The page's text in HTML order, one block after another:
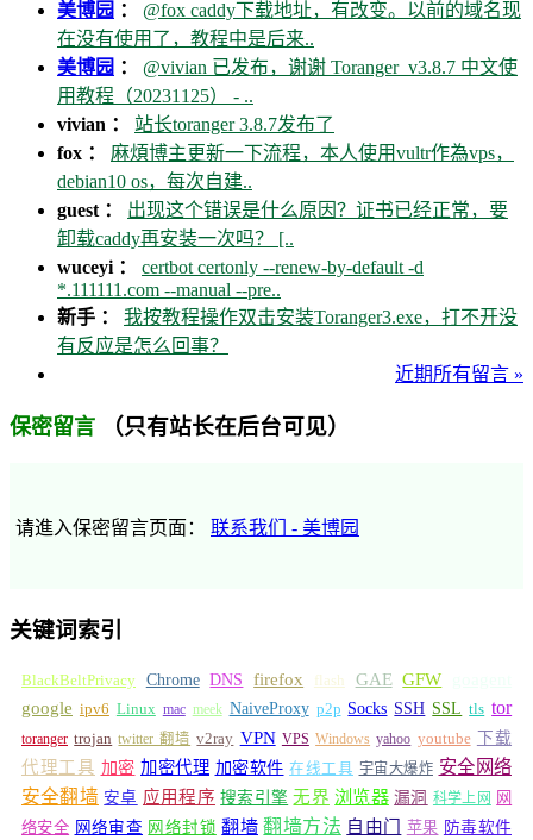
美博园 ： @fox caddy下载地址，有改变。以前的域名现
在没有使用了，教程中是后来..
美博园 ： @vivian 已发布，谢谢 Toranger_v3.8.7 中文使
用教程（20231125） - ..
vivian ： 站长toranger 3.8.7发布了
fox ： 麻煩博主更新一下流程，本人使用vultr作為vps，
debian10 os，每次自建..
guest ： 出现这个错误是什么原因？证书已经正常，要
卸载caddy再安装一次吗？ [..
wuceyi ： certbot certonly --renew-by-default -d
*.111111.com --manual --pre..
新手 ： 我按教程操作双击安装Toranger3.exe，打不开没
有反应是怎么回事？
近期所有留言 »
保密留言 （只有站长在后台可见）
请進入保密留言页面： 联系我们 - 美博园
关键词索引
BlackBeltPrivacy Chrome DNS firefox flash GAE GFW
google ipv6 Linux mac meek NaiveProxy p2p Socks SSH SSL tls tor
toranger trojan twitter 翻墙 v2ray VPN VPS Windows yahoo youtube 下载
代理工具 加密 加密代理 加密软件 在线工具 宇宙大爆炸 安全网络
安全翻墙 安卓 应用程序 搜索引擎 无界 浏览器 漏洞 科学上网 网
络安全 网络审查 网络封锁 翻墙 翻墙方法 自由门 苹果 防毒软件